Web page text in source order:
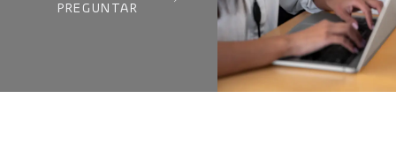
PREGUNTAR